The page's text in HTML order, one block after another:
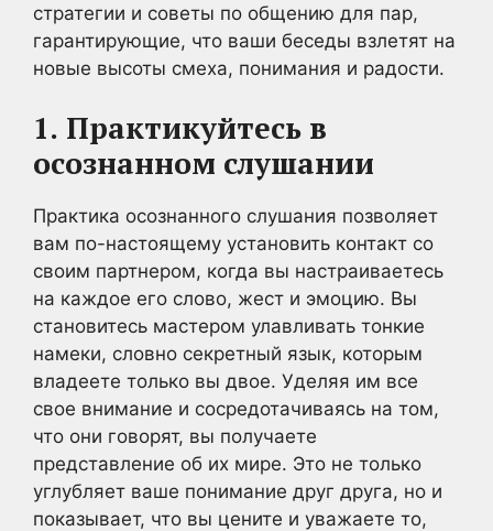
стратегии и советы по общению для пар,
гарантирующие, что ваши беседы взлетят на
новые высоты смеха, понимания и радости.
1. Практикуйтесь в
осознанном слушании
Практика осознанного слушания позволяет
вам по-настоящему установить контакт со
своим партнером, когда вы настраиваетесь
на каждое его слово, жест и эмоцию. Вы
становитесь мастером улавливать тонкие
намеки, словно секретный язык, которым
владеете только вы двое. Уделяя им все
свое внимание и сосредотачиваясь на том,
что они говорят, вы получаете
представление об их мире. Это не только
углубляет ваше понимание друг друга, но и
показывает, что вы цените и уважаете то,